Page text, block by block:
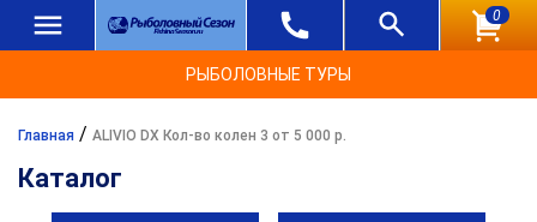
0
РЫБОЛОВНЫЕ ТУРЫ
Главная / ALIVIO DX Кол-во колен 3 от 5 000 р.
Каталог